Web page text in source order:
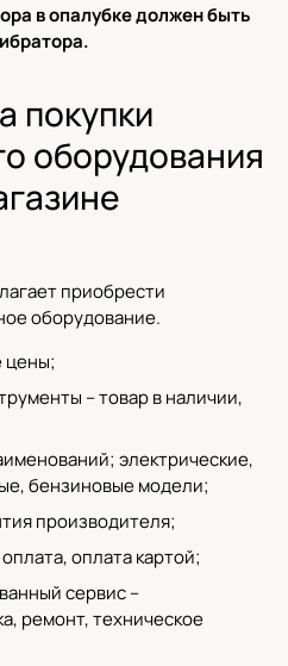
в опалубке должен быть
покупки
оборудования
приобрести
оборудование.
цены;
– товар в наличии,
электрические,
,бензиновые модели;
производителя;
оплата картой;
сервис–
ремонт, техническое